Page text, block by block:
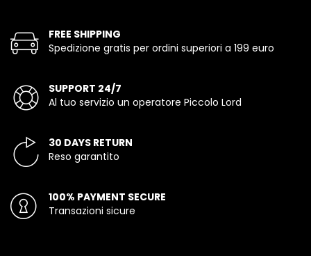
FREE SHIPPING
Spedizione gratis per ordini superiori a 199 euro
SUPPORT 24/7
Al tuo servizio un operatore Piccolo Lord
30 DAYS RETURN
Reso garantito
100% PAYMENT SECURE
Transazioni sicure